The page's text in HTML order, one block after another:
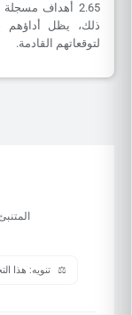
2.65 أهداف
لتوقعاتهم القادمة.
⚖️ تنويه: هذا